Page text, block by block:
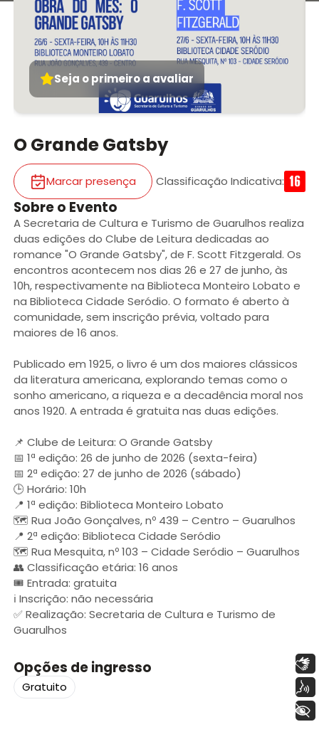
Seja o primeiro a avaliar
O Grande Gatsby
Marcar presença Classificação Indicativa:
Sobre o Evento
A Secretaria de Cultura e Turismo de Guarulhos realiza
duas edições do Clube de Leitura dedicadas ao
romance "O Grande Gatsby", de F. Scott Fitzgerald. Os
encontros acontecem nos dias 26 e 27 de junho, às
10h, respectivamente na Biblioteca Monteiro Lobato e
na Biblioteca Cidade Seródio. O formato é aberto à
comunidade, sem inscrição prévia, voltado para
maiores de 16 anos.
Publicado em 1925, o livro é um dos maiores clássicos
da literatura americana, explorando temas como o
sonho americano, a riqueza e a decadência moral nos
anos 1920. A entrada é gratuita nas duas edições.
📌 Clube de Leitura: O Grande Gatsby
📅 1ª edição: 26 de junho de 2026 (sexta-feira)
📅 2ª edição: 27 de junho de 2026 (sábado)
🕒 Horário: 10h
📍 1ª edição: Biblioteca Monteiro Lobato
🗺️ Rua João Gonçalves, nº 439 – Centro – Guarulhos
📍 2ª edição: Biblioteca Cidade Seródio
🗺️ Rua Mesquita, nº 103 – Cidade Seródio – Guarulhos
👥 Classificação etária: 16 anos
🎟️ Entrada: gratuita
ℹ️ Inscrição: não necessária
✅ Realização: Secretaria de Cultura e Turismo de
Guarulhos
Opções de ingresso
Gratuito